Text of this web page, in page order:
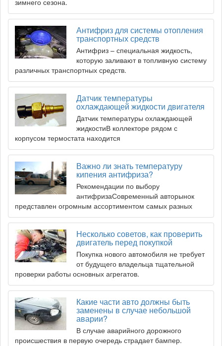
зимнего сезона.
Антифриз для системы отопления
транспортных средств
Антифриз – специальная жидкость,
которую заливают в топливную систему
различных транспортных средств.
Датчик температуры
охлаждающей жидкости двигателя
Датчик температуры охлаждающей
жидкостиВ коллекторе рядом с
корпусом термостата находится
Важно ли знать температуру
кипения антифриза?
Рекомендации по выбору
антифризаСовременный авторынок
представлен огромным ассортиментом самых разных
Несколько советов, как проверить
двигатель перед покупкой
Покупка нового автомобиля не требует
от будущего владельца тщательной
проверки работы основных агрегатов.
Какие части авто должны быть
заменены в случае небольшой
аварии?
В случае аварийного дорожного
происшествия в первую очередь страдает бампер.